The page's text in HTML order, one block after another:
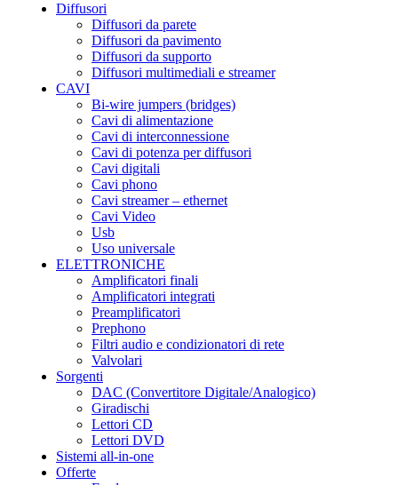
Diffusori
Diffusori da parete
Diffusori da pavimento
Diffusori da supporto
Diffusori multimediali e streamer
CAVI
Bi-wire jumpers (bridges)
Cavi di alimentazione
Cavi di interconnessione
Cavi di potenza per diffusori
Cavi digitali
Cavi phono
Cavi streamer – ethernet
Cavi Video
Usb
Uso universale
ELETTRONICHE
Amplificatori finali
Amplificatori integrati
Preamplificatori
Prephono
Filtri audio e condizionatori di rete
Valvolari
Sorgenti
DAC (Convertitore Digitale/Analogico)
Giradischi
Lettori CD
Lettori DVD
Sistemi all-in-one
Offerte